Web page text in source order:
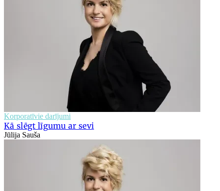
Korporatīvie darījumi
Kā slēgt līgumu ar sevi
Jūlija Sauša